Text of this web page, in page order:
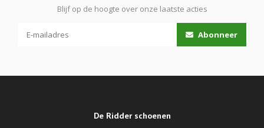
Blijf op de hoogte over onze laatste acties
Abonneer
De Ridder schoenen